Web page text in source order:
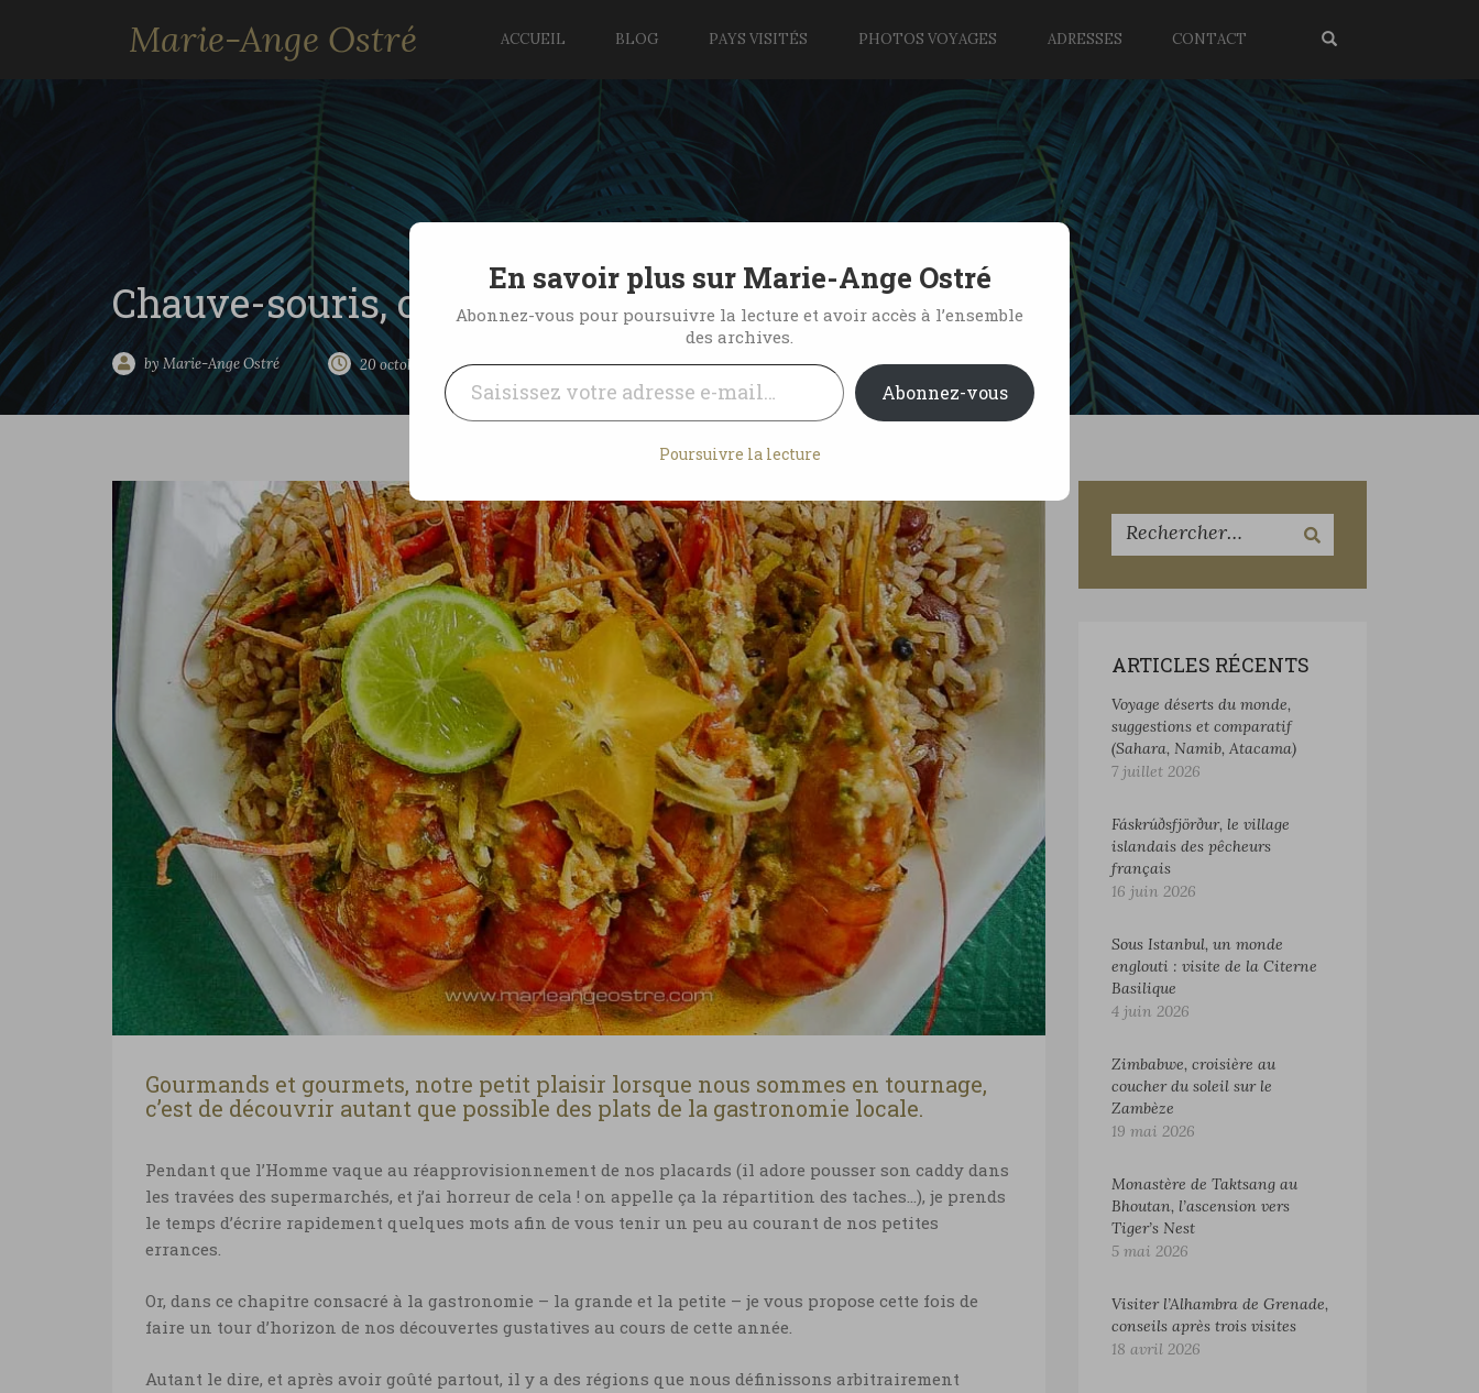
Marie-Ange Ostré ACCUEIL BLOG PAYS VISITÉS PHOTOS VOYAGES ADRESSES CONTACT
Chauve-souris, crêtes de coq et coquillages
by Marie-Ange Ostré 20 octobre 2005 No Comments
Gourmands et gourmets, notre petit plaisir lorsque nous sommes en tournage,
c’est de découvrir autant que possible des plats de la gastronomie locale.
Pendant que l’Homme vaque au réapprovisionnement de nos placards (il adore pousser son caddy dans
les travées des supermarchés, et j’ai horreur de cela ! on appelle ça la répartition des taches…), je prends
le temps d’écrire rapidement quelques mots afin de vous tenir un peu au courant de nos petites
errances.
Or, dans ce chapitre consacré à la gastronomie – la grande et la petite – je vous propose cette fois de
faire un tour d’horizon de nos découvertes gustatives au cours de cette année.
Autant le dire, et après avoir goûté partout, il y a des régions que nous définissons arbitrairement
ARTICLES RÉCENTS
Voyage déserts du monde,
suggestions et comparatif
(Sahara, Namib, Atacama)
7 juillet 2026
Fáskrúðsfjörður, le village
islandais des pêcheurs
français
16 juin 2026
Sous Istanbul, un monde
englouti : visite de la Citerne
Basilique
4 juin 2026
Zimbabwe, croisière au
coucher du soleil sur le
Zambèze
19 mai 2026
Monastère de Taktsang au
Bhoutan, l’ascension vers
Tiger’s Nest
5 mai 2026
Visiter l’Alhambra de Grenade,
conseils après trois visites
18 avril 2026
En savoir plus sur Marie-Ange Ostré
Abonnez-vous pour poursuivre la lecture et avoir accès à l’ensemble
des archives.
Saisissez votre adresse e-mail…
Abonnez-vous
Poursuivre la lecture